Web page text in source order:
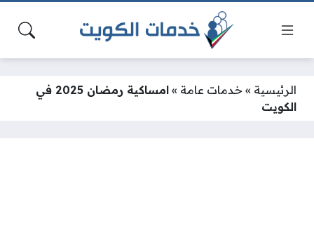
الرئيسية » خدمات عامة »
امساكية رمضان 2025 في
الكويت